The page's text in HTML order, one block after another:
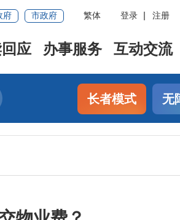
府 市政府 繁体 登录 注册
应 办事服务 互动交流
长者模式 无